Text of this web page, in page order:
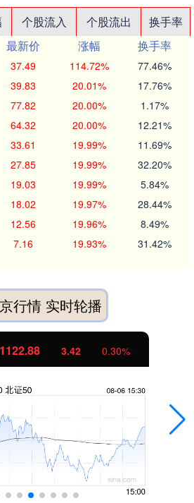
个股流入 个股流出
换手率
最新价 涨幅
换手率
37.49 114.72% 77.46%
39.83 20.01% 17.76%
77.82 20.00% 1.17%
64.32 20.00% 12.21%
33.61 19.99% 11.69%
27.85 19.99% 32.20%
19.03 19.99% 5.84%
18.02 19.97% 28.44%
12.56 19.96% 8.49%
7.16 19.93% 31.42%
行情 实时轮播
1122.88 3.42 0.30%